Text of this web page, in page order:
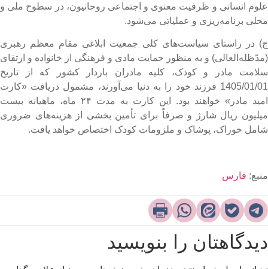
انسانی و ظرفیت معنوی و اجتماعی روحانیون، در سطوح ملی و
برنامه‌ریزی و عملیاتی می‌شود.
در راستای سیاست‌های کلی جمعیت ابلاغی مقام معظم رهبری
و به منظور حمایت مادی و فرهنگی از خانواده و ارتقای
مادر و کودک، کلیه مادران باردار کشور که از تاریخ
1405/01/01 فرزند خود را به دنیا می‌آورند، مشمول دریافت «کارت
امید مادر» خواهند بود. این کارت به مدت ۲۴ ماه، ماهیانه بیست
ریال شارژ و صرفاً برای تأمین بخشی از هزینه‌های ضروری
خوراک، پوشاک و ملزومات کودک اختصاص خواهد یافت.
فارس
را بنویسید